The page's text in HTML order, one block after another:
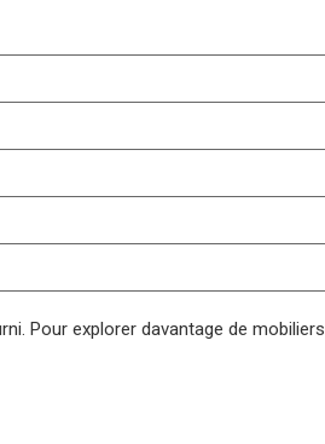
Pour explorer davantage de